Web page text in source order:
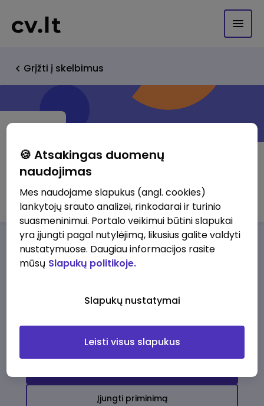
Grįžti į skelbimus
Kontrakta, UAB
Darbo pasiūlymaiApie musPrivalumai
darbo pasiūlymų
Įjungti priminimą
🍪 Atsakingas duomenų
naudojimas
Mes naudojame slapukus (angl. cookies)
lankytojų srauto analizei, rinkodarai ir turinio
suasmeninimui. Portalo veikimui būtini slapukai
yra įjungti pagal nutylėjimą, likusius galite valdyti
nustatymuose. Daugiau informacijos rasite
mūsų Slapukų politikoje.
Slapukų nustatymai
Leisti visus slapukus